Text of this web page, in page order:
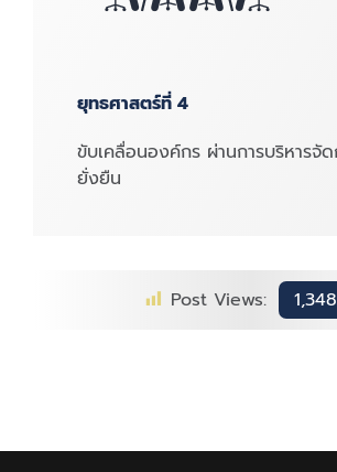
ยุทธศาสตร์ที่ 4
ขับเคลื่อนองค์กร ผ่านการบริหารจั
ยั่งยืน
Post Views: 1,348